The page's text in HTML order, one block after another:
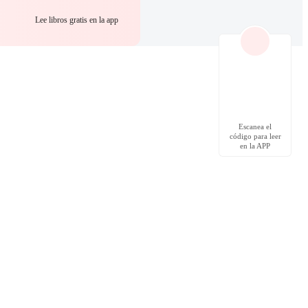
Lee libros gratis en la app
Escanea el
código para leer
en la APP